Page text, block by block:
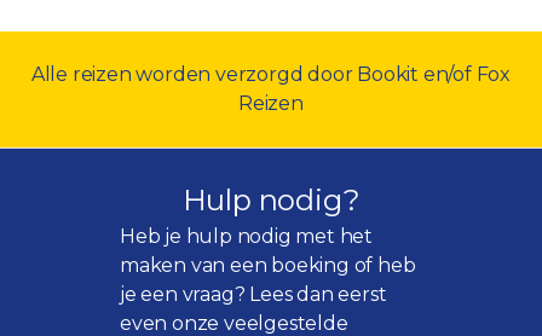
Alle reizen worden verzorgd door Bookit en/of Fox
Reizen
Hulp nodig?
Heb je hulp nodig met het
maken van een boeking of heb
je een vraag? Lees dan eerst
even onzeveelgestelde